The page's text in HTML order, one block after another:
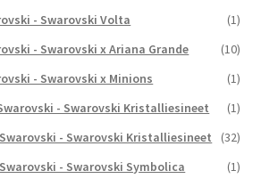
- Swarovski Volta
(1)
- Swarovski x Ariana Grande
(10)
- Swarovski x Minions
(1)
- Swarovski Kristalliesineet
(1)
- Swarovski Kristalliesineet
(32)
- Swarovski Symbolica
(1)